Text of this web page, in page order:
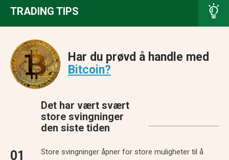
TRADING TIPS
Har du prøvd å handle med
Bitcoin?
Det har vært svært
store svingninger
den siste tiden
Store svingninger åpner for store muligheter til å